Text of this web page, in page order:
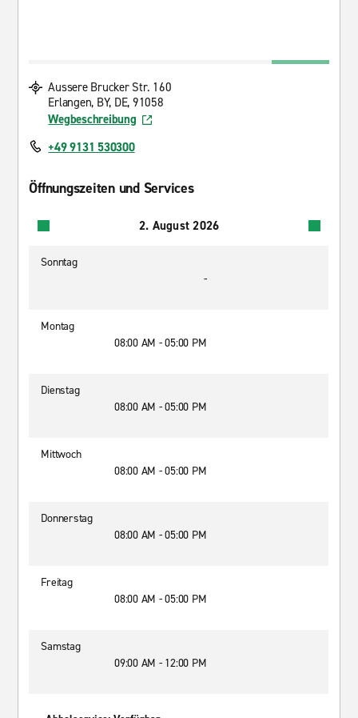
Aussere Brucker Str. 160
Erlangen, BY, DE, 91058
Wegbeschreibung
+49 9131 530300
Öffnungszeiten und Services
2. August 2026
Sonntag
-
Montag
08:00 AM - 05:00 PM
Dienstag
08:00 AM - 05:00 PM
Mittwoch
08:00 AM - 05:00 PM
Donnerstag
08:00 AM - 05:00 PM
Freitag
08:00 AM - 05:00 PM
Samstag
09:00 AM - 12:00 PM